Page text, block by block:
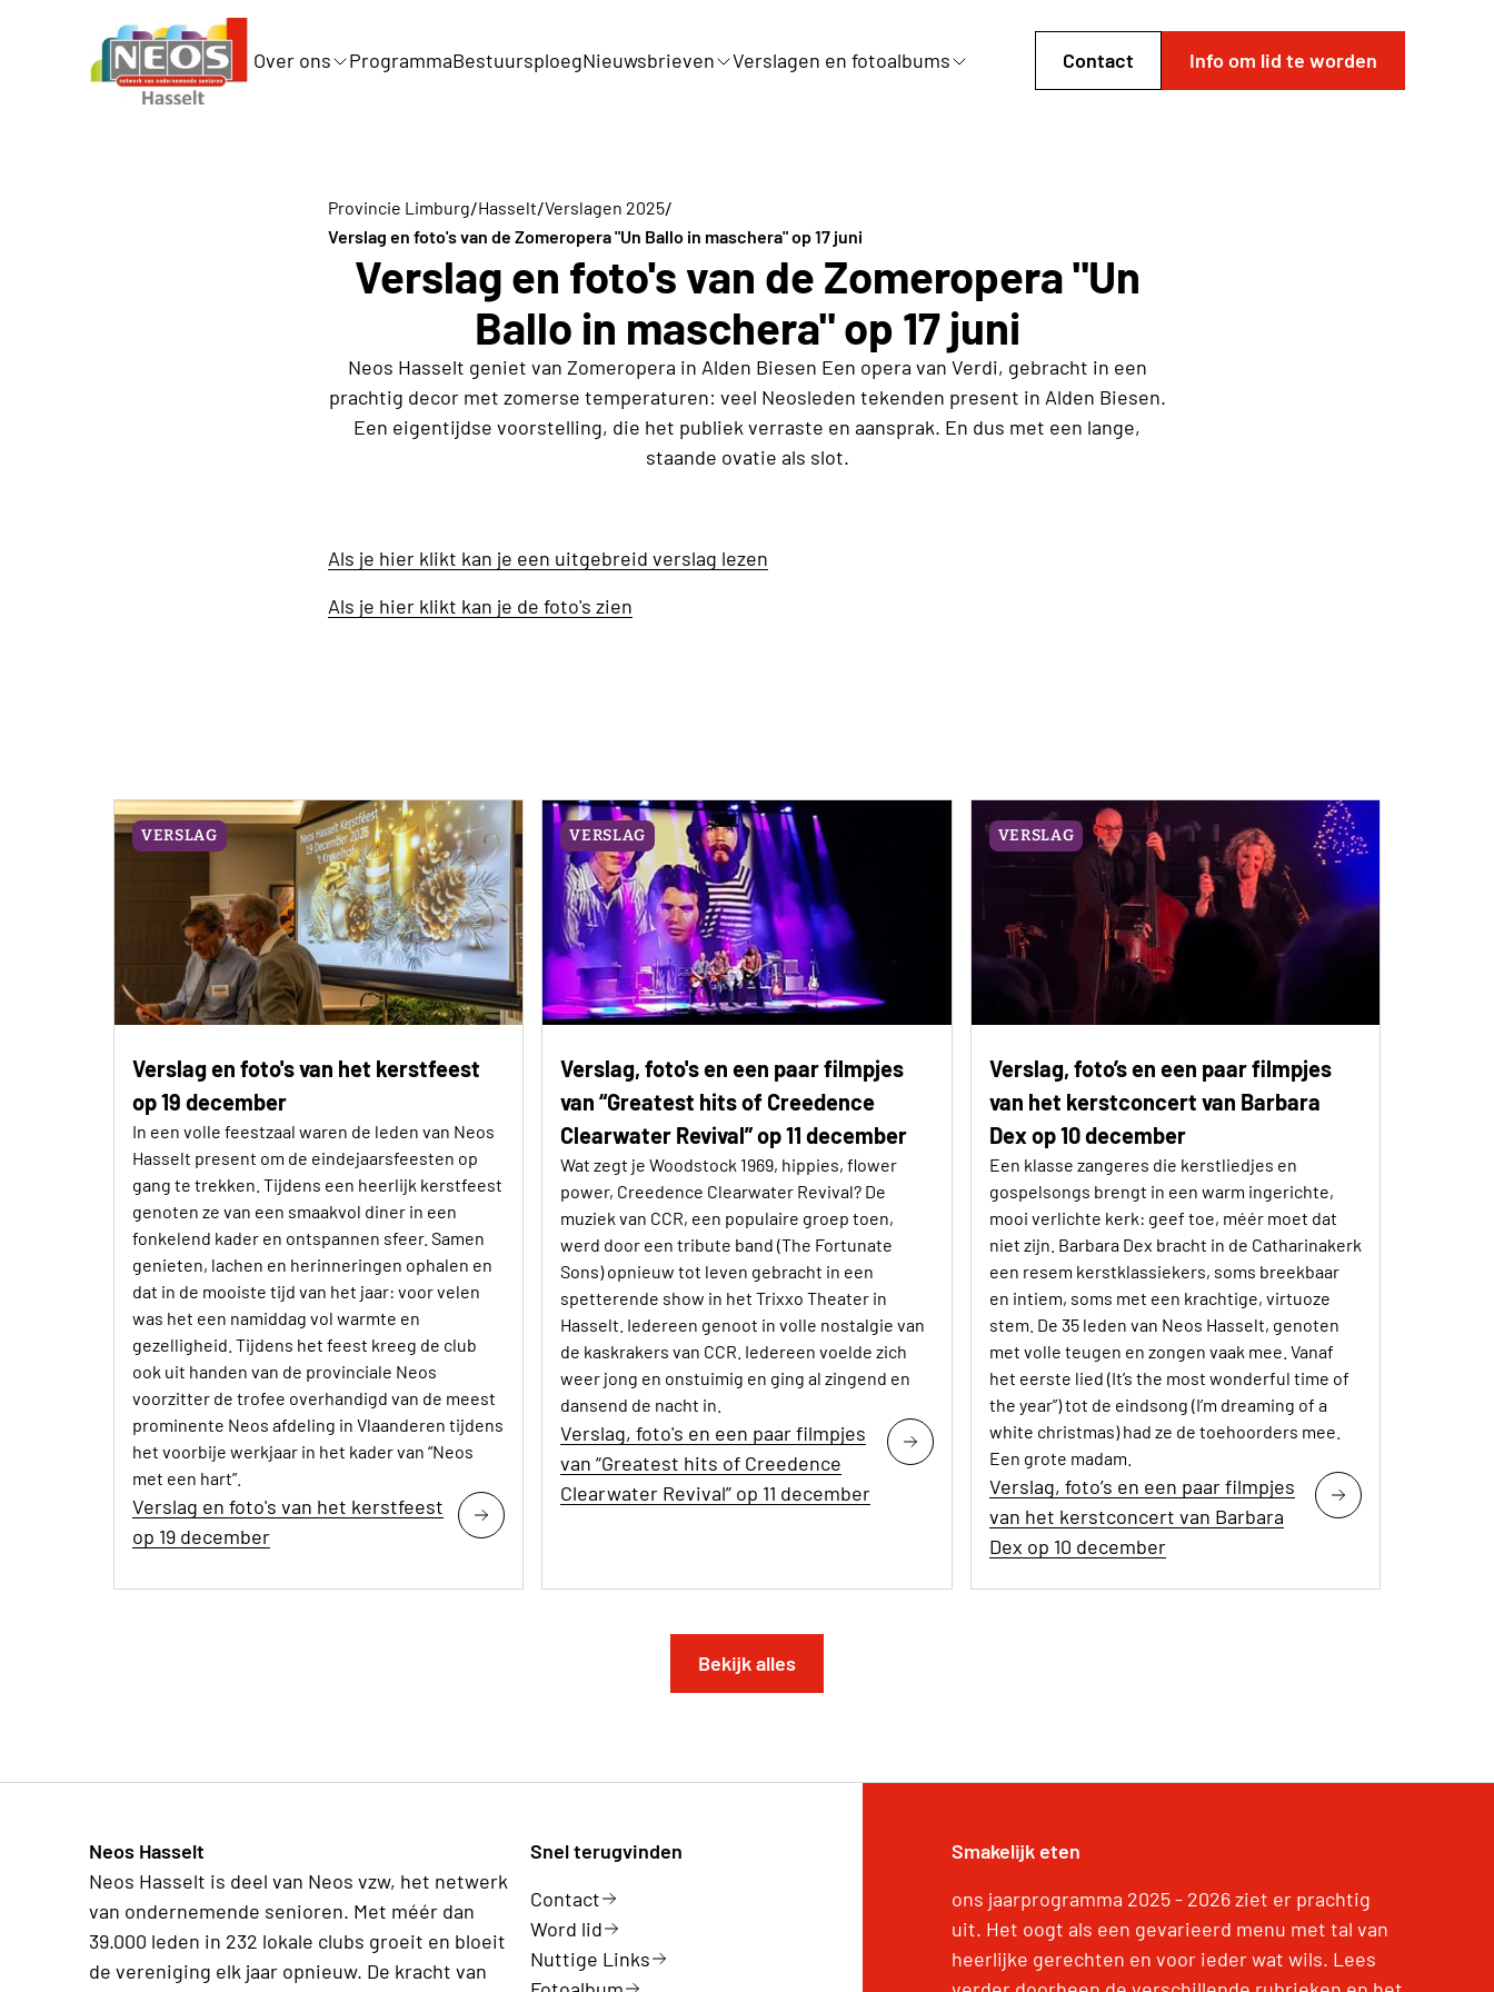
Over ons ProgrammaBestuursploegNieuwsbrieven Verslagen en fotoalbums Contact Info om lid te worden
Provincie Limburg/Hasselt/Verslagen 2025/
Verslag en foto's van de Zomeropera "Un Ballo in maschera" op 17 juni
Verslag en foto's van de Zomeropera "Un
Ballo in maschera" op 17 juni
Neos Hasselt geniet van Zomeropera in Alden Biesen Een opera van Verdi, gebracht in een
prachtig decor met zomerse temperaturen: veel Neosleden tekenden present in Alden Biesen.
Een eigentijdse voorstelling, die het publiek verraste en aansprak. En dus met een lange,
staande ovatie als slot.
Als je hier klikt kan je een uitgebreid verslag lezen
Als je hier klikt kan je de foto's zien
VERSLAG
Verslag en foto's van het kerstfeest
op 19 december
In een volle feestzaal waren de leden van Neos
Hasselt present om de eindejaarsfeesten op
gang te trekken. Tijdens een heerlijk kerstfeest
genoten ze van een smaakvol diner in een
fonkelend kader en ontspannen sfeer. Samen
genieten, lachen en herinneringen ophalen en
dat in de mooiste tijd van het jaar: voor velen
was het een namiddag vol warmte en
gezelligheid. Tijdens het feest kreeg de club
ook uit handen van de provinciale Neos
voorzitter de trofee overhandigd van de meest
prominente Neos afdeling in Vlaanderen tijdens
het voorbije werkjaar in het kader van “Neos
met een hart”.
Verslag en foto's van het kerstfeest
op 19 december
VERSLAG
Verslag, foto's en een paar filmpjes
van “Greatest hits of Creedence
Clearwater Revival” op 11 december
Wat zegt je Woodstock 1969, hippies, flower
power, Creedence Clearwater Revival? De
muziek van CCR, een populaire groep toen,
werd door een tribute band (The Fortunate
Sons) opnieuw tot leven gebracht in een
spetterende show in het Trixxo Theater in
Hasselt. Iedereen genoot in volle nostalgie van
de kaskrakers van CCR. Iedereen voelde zich
weer jong en onstuimig en ging al zingend en
dansend de nacht in.
Verslag, foto's en een paar filmpjes
van “Greatest hits of Creedence
Clearwater Revival” op 11 december
VERSLAG
Verslag, foto’s en een paar filmpjes
van het kerstconcert van Barbara
Dex op 10 december
Een klasse zangeres die kerstliedjes en
gospelsongs brengt in een warm ingerichte,
mooi verlichte kerk: geef toe, méér moet dat
niet zijn. Barbara Dex bracht in de Catharinakerk
een resem kerstklassiekers, soms breekbaar
en intiem, soms met een krachtige, virtuoze
stem. De 35 leden van Neos Hasselt, genoten
met volle teugen en zongen vaak mee. Vanaf
het eerste lied (It’s the most wonderful time of
the year”) tot de eindsong (I’m dreaming of a
white christmas) had ze de toehoorders mee.
Een grote madam.
Verslag, foto’s en een paar filmpjes
van het kerstconcert van Barbara
Dex op 10 december
Bekijk alles
Neos Hasselt
Neos Hasselt is deel van Neos vzw, het netwerk
van ondernemende senioren. Met méér dan
39.000 leden in 232 lokale clubs groeit en bloeit
de vereniging elk jaar opnieuw. De kracht van
Snel terugvinden
Contact
Word lid
Nuttige Links
Smakelijk eten
ons jaarprogramma 2025 - 2026 ziet er prachtig
uit. Het oogt als een gevarieerd menu met tal van
heerlijke gerechten en voor ieder wat wils. Lees